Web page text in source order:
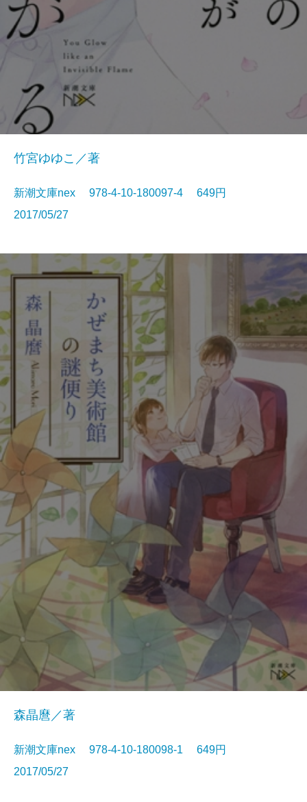
竹宮ゆゆこ／著
新潮文庫nex 978-4-10-180097-4 649円
2017/05/27
森晶麿／著
新潮文庫nex 978-4-10-180098-1 649円
2017/05/27